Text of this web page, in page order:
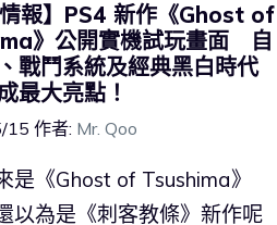
情報】PS4 新作《Ghost of
》公開實機試玩畫面 自
戰鬥系統及經典黑白時代
最大亮點！
15 作者: Mr. Qoo
是《Ghost of Tsushima》
以為是《刺客教條》新作呢